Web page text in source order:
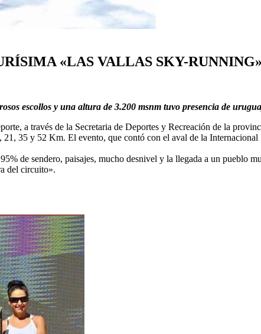
«LAS VALLAS SKY-RUNNING»
escollos y una altura de 3.200 msnm tuvo presencia de
a través de la Secretaria de Deportes y Recreación de la
35 y 52 Km. El evento, que contó con el aval de la
de sendero, paisajes, mucho desnivel y la llegada a un pueblo
del circuito».